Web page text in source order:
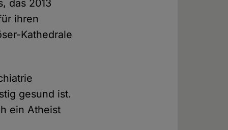
das 2013
ihren
Kathedrale
gesund ist.
ein Atheist